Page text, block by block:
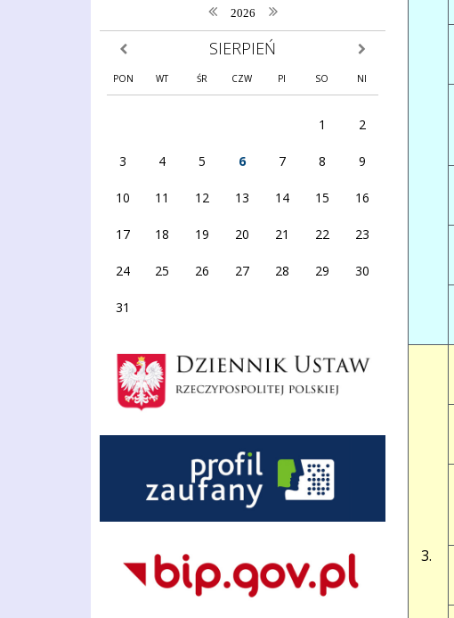
poprzedni rok
2026 następny rok
poprzedni miesiąc SIERPIEŃ następny miesiąc
PON WT ŚR CZW PI SO NI
1 2
3 4 5 6 7 8 9
10 11 12 13 14 15 16
17 18 19 20 21 22 23
24 25 26 27 28 29 30
31
3.